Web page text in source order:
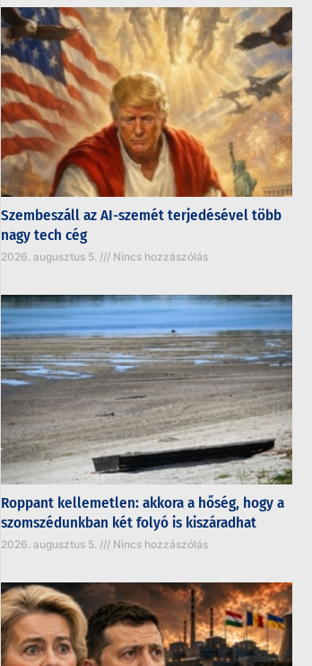
Szembeszáll az AI-szemét terjedésével több
nagy tech cég
2026. augusztus 5. Nincs hozzászólás
Roppant kellemetlen: akkora a hőség, hogy a
szomszédunkban két folyó is kiszáradhat
2026. augusztus 5. Nincs hozzászólás